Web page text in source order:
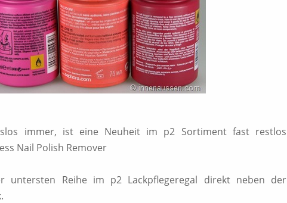
immer, ist eine Neuheit im p2 Sortiment fast restlos
Nail Polish Remover
Reihe im p2 Lackpflegeregal direkt neben der